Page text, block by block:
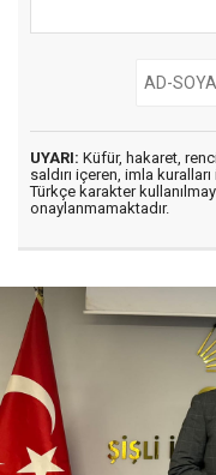
UYARI: Küfür, hakaret,
saldırı içeren, imla kuralları
Türkçe karakter
onaylanmamaktadır.